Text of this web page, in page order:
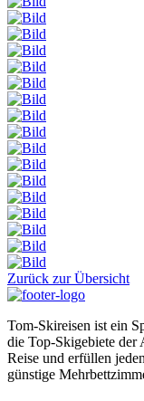
Zurück zur Übersicht
Tom-Skireisen ist ein
die Top-Skigebiete der
Reise und erfüllen
günstige